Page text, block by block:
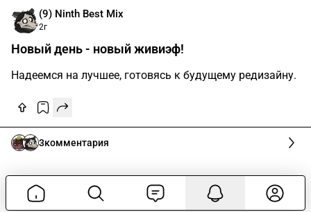
(9) Ninth Best Mix
2г
Новый день - новый живиэф!
Надеемся на лучшее, готовясь к будущему редизайну.
3комментария